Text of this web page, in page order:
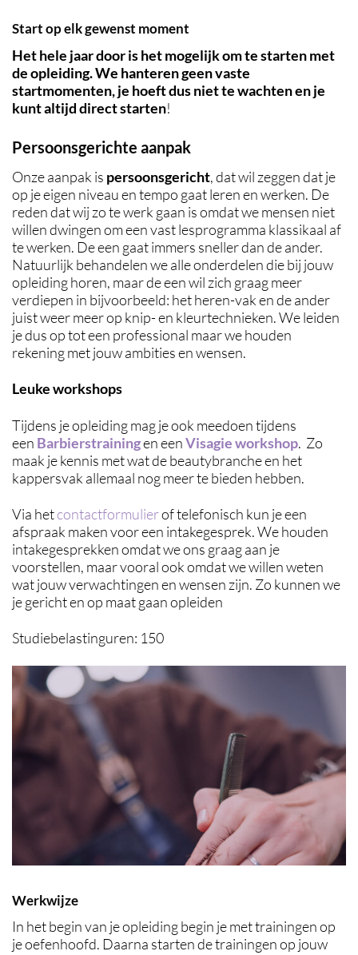
Start op elk gewenst moment
Het hele jaar door is het mogelijk om te starten met
de opleiding. We hanteren geen vaste
startmomenten, je hoeft dus niet te wachten en je
kuntaltijddirect starten!
Persoonsgerichte aanpak
Onze aanpak is persoonsgericht, dat wil zeggen dat je
op je eigen niveau en tempo gaat leren en werken. De
reden dat wij zo te werk gaan is omdat we mensen niet
willen dwingen om een vast lesprogramma klassikaal af
te werken. De een gaat immers sneller dan de ander.
Natuurlijk behandelen we alle onderdelen die bij jouw
opleiding horen, maar de een wil zich graag meer
verdiepen in bijvoorbeeld: het heren-vak en de ander
juist weer meer op knip- en kleurtechnieken. We leiden
je dus op tot een professional maar we houden
rekening met jouw ambities en wensen.
Leuke workshops
Tijdens je opleiding mag je ook meedoen tijdens
een Barbierstrainingen eenVisagie workshop. Zo
maak je kennis met wat de beautybranche en het
kappersvak allemaal nog meer te bieden hebben.
Via hetcontactformulierof telefonisch kun je een
afspraak maken voor een intakegesprek. We houden
intakegesprekken omdat we ons graag aan je
voorstellen, maar vooral ook omdat we willen weten
wat jouw verwachtingen en wensen zijn. Zo kunnen we
je gericht en op maat gaan opleiden
Studiebelastinguren: 150
Werkwijze
In het begin van je opleiding begin je met trainingen op
je oefenhoofd. Daarna starten de trainingen op jouw